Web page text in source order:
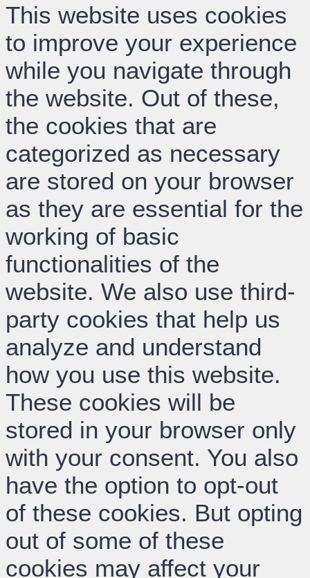
This website uses cookies
to improve your experience
while you navigate through
the website. Out of these,
the cookies that are
categorized as necessary
are stored on your browser
as they are essential for the
working of basic
functionalities of the
website. We also use third-
party cookies that help us
analyze and understand
how you use this website.
These cookies will be
stored in your browser only
with your consent. You also
have the option to opt-out
of these cookies. But opting
out of some of these
cookies may affect your